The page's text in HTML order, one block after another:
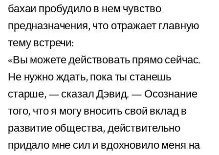
бахаи пробудило в нем чувство
предназначения, что отражает главную
тему встречи:
«Вы можете действовать прямо сейчас.
Не нужно ждать, пока ты станешь
старше, — сказал Дэвид. — Осознание
того, что я могу вносить свой вклад в
развитие общества, действительно
придало мне сил и вдохновило меня на